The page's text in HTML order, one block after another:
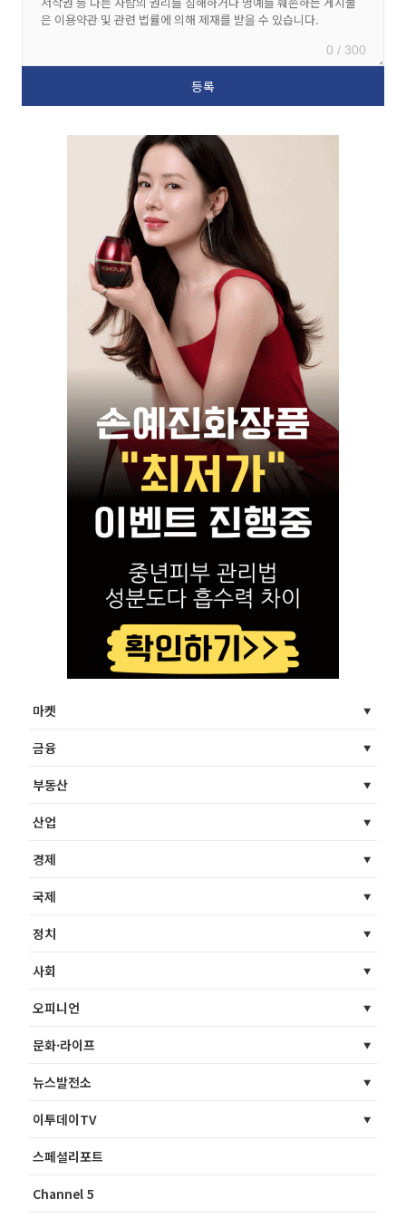
0 / 300
마켓
금융
부동산
산업
경제
국제
정치
사회
오피니언
문화·라이프
뉴스발전소
이투데이TV
스페셜리포트
Channel 5